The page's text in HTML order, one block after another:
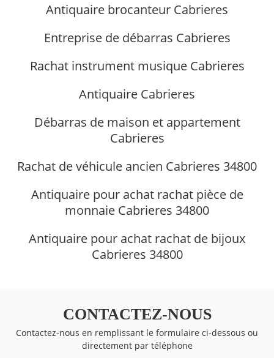
Antiquaire brocanteur Cabrieres
Entreprise de débarras Cabrieres
Rachat instrument musique Cabrieres
Antiquaire Cabrieres
Débarras de maison et appartement
Cabrieres
Rachat de véhicule ancien Cabrieres 34800
Antiquaire pour achat rachat pièce de
monnaie Cabrieres 34800
Antiquaire pour achat rachat de bijoux
Cabrieres 34800
CONTACTEZ-NOUS
Contactez-nous en remplissant le formulaire ci-dessous ou
directement par téléphone